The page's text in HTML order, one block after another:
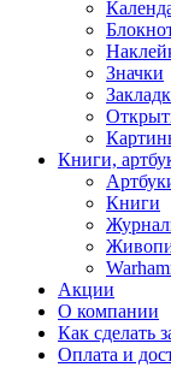
Значки
Книги,
Книги
Акции
О компании
Как сделать
Оплата и